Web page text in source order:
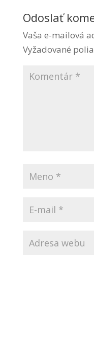
Odoslať
Vaša e-mailová
Vyžadované